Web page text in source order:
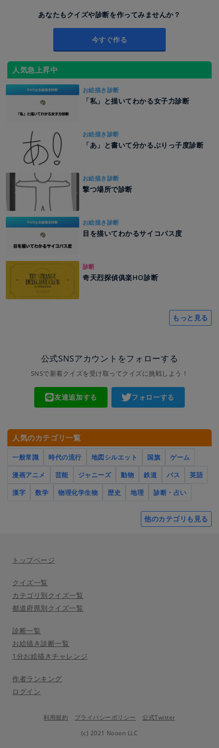
あなたもクイズや診断を作ってみませんか？
今すぐ作る
人気急上昇中
お絵描き診断
「私」と描いてわかる女子力診断
お絵描き診断
「あ」と書いて分かるぶりっ子度診断
お絵描き診断
撃つ場所で診断
お絵描き診断
目を描いてわかるサイコパス度
診断
奇天烈探偵俱楽HO診断
もっと見る
公式SNSアカウントをフォローする
SNSで新着クイズを受け取ってクイズに挑戦しよう！
友達追加する フォローする
人気のカテゴリ一覧
一般常識 時代の流行 地図シルエット 国旗
ゲーム
漫画アニメ
芸能 ジャニーズ 動物 鉄道 バス
英語
漢字
数学 物理化学生物 歴史 地理 診断・占い
他のカテゴリも見る
トップページ
クイズ一覧
カテゴリ別クイズ一覧
都道府県別クイズ一覧
診断一覧
お絵描き診断一覧
1分お絵描きチャレンジ
作者ランキング
ログイン
利用規約 プライバシーポリシー
公式Twitter
(c) 2021 Nooon LLC